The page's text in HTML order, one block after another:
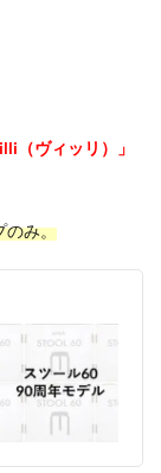
（ヴィッリ）」
のみ。